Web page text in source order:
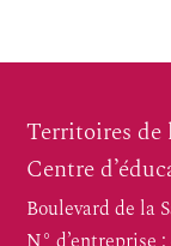
Territoires de
Centre
Boulevard de la